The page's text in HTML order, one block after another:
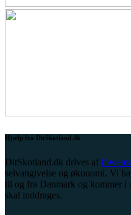
Hjælp fra DitSkotland.dk
DitSkotland.dk drives af Inwema
selvangivelse og økonomi. Vi
til og fra Danmark og kommer i
skal inddrages.